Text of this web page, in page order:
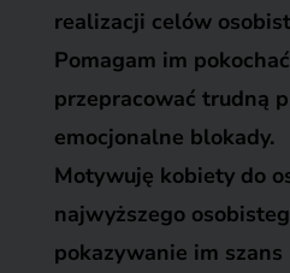
realizacji celów
Pomagam im
przepracować trudną
emocjonalne blokady.
Motywuję kobiety do
najwyższego
pokazywanie im